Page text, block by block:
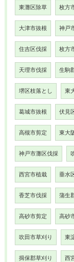
東灘区除草 枚方
大津市抜根 神戸
住吉区伐採 枚方
天理市伐採 生駒
堺区枝落とし 東
葛城市抜根 伏見
高槻市剪定 東大
神戸市灘区伐採
西宮市植栽 垂水
香芝市伐採 蒲生
高砂市剪定 高砂
吹田市草刈り 東
揖保郡草刈り 西